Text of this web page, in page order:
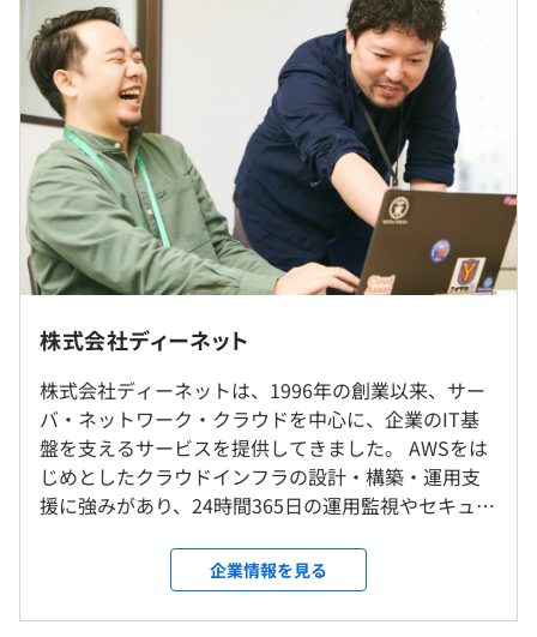
ジニア、営業、バックオフィスなど全社でアクティブな
AWS認定資格を約180取得しています。
この仕事で得られるもの
・AWSインフラの設計/構築のスキル
・サーバ/ネットワーク/セキュリティなどインフラ領域の
知識
・IaCの知識
・最新のAWS技術
・お客様の課題に対する対応力
技術部門のコミュニティや勉強会などもあり、エンジニア
同士で技術を学び合える環境です。
また、資格の受験料や書籍の購入費用の補助に加え、
AWSの検証環境も提供しています。技術習得のためのサポ
ート体制が整っています。
クラウドソリューション第一部
AWSを採用したインフラの導入、移行支援を担うチーム
です。
入社して最初の1か月程度は出社ベースで仕事を覚えてい
ただきます。
就業場所の変更範囲
＜雇入時＞
大阪本社、および自宅（テレワーク場所）
月給：約41.6万〜66.6万円（固定残業代を含む）
・基本給：約37万円〜
・固定残業代：20時間分、約4万円〜（超過分は別途支
給）
（※想定年収 は年収提示額を保証するものではありません）
9:00〜18:00
休憩時間：60分
平均残業時間：全社平均10.5時間／月
・完全週休2日制（土日祝）
・夏季休暇（7月・8月・9月の間で3日間休暇を取得）
・年末年始休暇
株式会社ディーネット
株式会社ディーネットは、1996年の創業以来、サー
バ・ネットワーク・クラウドを中心に、企業のIT基
盤を支えるサービスを提供してきました。 AWSをは
じめとしたクラウドインフラの設計・構築・運用支
援に強みがあり、24時間365日の運用監視やセキュリ
スティングサービス、ドメイン管理など、企業のIT運
用を総合的にサポートするサービスも展開。これら
企業情報を見る